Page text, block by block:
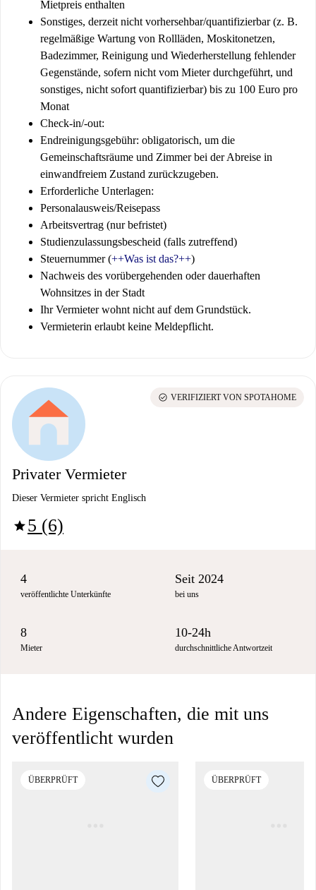
Mietpreis enthalten
Sonstiges, derzeit nicht vorhersehbar/quantifizierbar (z. B.
regelmäßige Wartung von Rollläden, Moskitonetzen,
Badezimmer, Reinigung und Wiederherstellung fehlender
Gegenstände, sofern nicht vom Mieter durchgeführt, und
sonstiges, nicht sofort quantifizierbar) bis zu 100 Euro pro
Monat
Check-in/-out:
Endreinigungsgebühr: obligatorisch, um die
Gemeinschaftsräume und Zimmer bei der Abreise in
einwandfreiem Zustand zurückzugeben.
Erforderliche Unterlagen:
Personalausweis/Reisepass
Arbeitsvertrag (nur befristet)
Studienzulassungsbescheid (falls zutreffend)
Steuernummer (++Was ist das?++)
Nachweis des vorübergehenden oder dauerhaften
Wohnsitzes in der Stadt
Ihr Vermieter wohnt nicht auf dem Grundstück.
Vermieterin erlaubt keine Meldepflicht.
Privater Vermieter
Dieser Vermieter spricht Englisch
star5 (6)
check_circle VERIFIZIERT VON SPOTAHOME
4
veröffentlichte Unterkünfte
Seit 2024
bei uns
8
Mieter
10-24h
durchschnittliche Antwortzeit
Andere Eigenschaften, die mit uns
veröffentlicht wurden
ÜBERPRÜFT ÜBERPRÜFT